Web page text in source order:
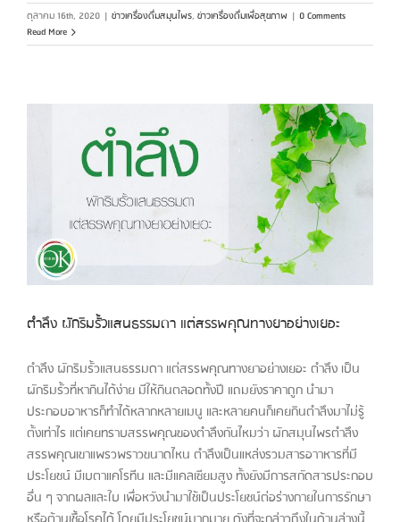
ตุลาคม 16th, 2020 | ข่าวเครื่องดื่มสมุนไพร, ข่าวเครื่องดื่มเพื่อสุขภาพ | 0 Comments
Read More
ตำลึง ผักริมรั้วแสนธรรมดา แต่สรรพคุณทางยาอย่างเยอะ
ตำลึง ผักริมรั้วแสนธรรมดา แต่สรรพคุณทางยาอย่างเยอะ ตำลึง เป็น
ผักริมรั้วที่หากินได้ง่าย มีให้กินตลอดทั้งปี แถมยังราคาถูก นำมา
ประกอบอาหารก็ทำได้หลากหลายเมนู และหลายคนก็เคยกินตำลึงมาไม่รู้
ตั้งเท่าไร แต่เคยทราบสรรพคุณของตำลึงกันไหมว่า ผักสมุนไพรตำลึง
สรรพคุณเขาแพรวพราวขนาดไหน ตำลึงเป็นแหล่งรวมสารอาาหารที่มี
ประโยชน์ มีเบตาแคโรทีน และมีแคลเซียมสูง ทั้งยังมีการสกัดสารประกอบ
อื่น ๆ จากผลและใบ เพื่อหวังนำมาใช้เป็นประโยชน์ต่อร่างกายในการรักษา